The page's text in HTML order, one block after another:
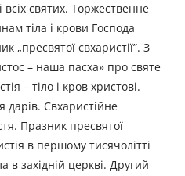
всіх святих. Торжественне
тіла і крови Господа
„пресвятої євхаристії”. З
– наша пасха» про святе
– тіло і кров христові.
Євхаристійне
Празник пресвятої
в першому тисячолітті
в західній церкві. Другий